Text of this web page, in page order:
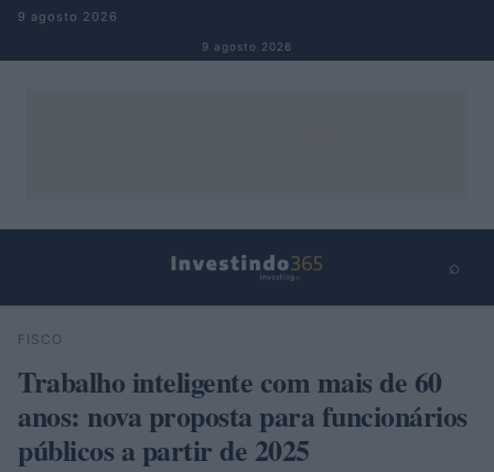
Pular para o conteúdo
9 agosto 2026
9 agosto 2026
⌕
Buscar
FISCO
Trabalho inteligente com mais de 60
anos: nova proposta para funcionários
públicos a partir de 2025